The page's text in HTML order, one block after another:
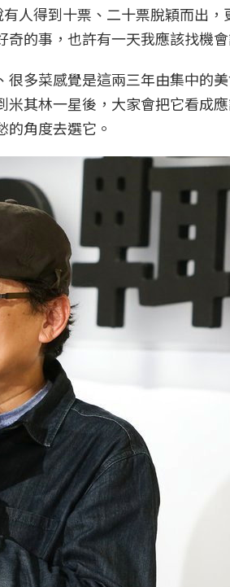
人得到十票、二十票脫穎而出，
的事，也許有一天我應該找機會
多菜感覺是這兩三年由集中的
其林一星後，大家會把它看成
角度去選它。